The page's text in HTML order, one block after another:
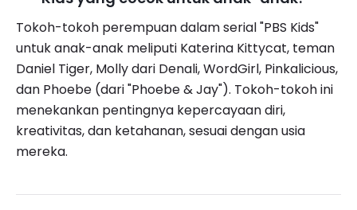
Tokoh-tokoh perempuan dalam serial "PBS Kids"
untuk anak-anak meliputi Katerina Kittycat, teman
Daniel Tiger, Molly dari Denali, WordGirl, Pinkalicious,
dan Phoebe (dari "Phoebe & Jay"). Tokoh-tokoh ini
menekankan pentingnya kepercayaan diri,
kreativitas, dan ketahanan, sesuai dengan usia
mereka.